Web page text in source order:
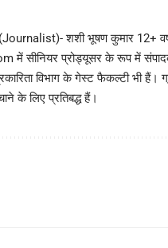
शशी भूषण कुमार 12+
में सीनियर प्रोड्यूसर के रूप में
विभाग के गेस्ट फैकल्टी भी हैं।
के लिए प्रतिबद्ध हैं।